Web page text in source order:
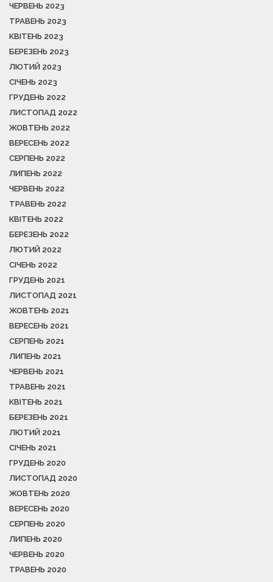
ЧЕРВЕНЬ 2023
ТРАВЕНЬ 2023
КВІТЕНЬ 2023
БЕРЕЗЕНЬ 2023
ЛЮТИЙ 2023
СІЧЕНЬ 2023
ГРУДЕНЬ 2022
ЛИСТОПАД 2022
ЖОВТЕНЬ 2022
ВЕРЕСЕНЬ 2022
СЕРПЕНЬ 2022
ЛИПЕНЬ 2022
ЧЕРВЕНЬ 2022
ТРАВЕНЬ 2022
КВІТЕНЬ 2022
БЕРЕЗЕНЬ 2022
ЛЮТИЙ 2022
СІЧЕНЬ 2022
ГРУДЕНЬ 2021
ЛИСТОПАД 2021
ЖОВТЕНЬ 2021
ВЕРЕСЕНЬ 2021
СЕРПЕНЬ 2021
ЛИПЕНЬ 2021
ЧЕРВЕНЬ 2021
ТРАВЕНЬ 2021
КВІТЕНЬ 2021
БЕРЕЗЕНЬ 2021
ЛЮТИЙ 2021
СІЧЕНЬ 2021
ГРУДЕНЬ 2020
ЛИСТОПАД 2020
ЖОВТЕНЬ 2020
ВЕРЕСЕНЬ 2020
СЕРПЕНЬ 2020
ЛИПЕНЬ 2020
ЧЕРВЕНЬ 2020
ТРАВЕНЬ 2020